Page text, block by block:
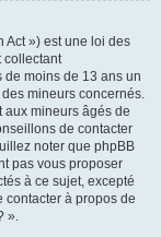
Act ») est une loi des
collectant
moins de 13 ans un
mineurs concernés.
aux mineurs âgés de
de contacter
noter que phpBB
pas vous proposer
à ce sujet, excepté
contacter à propos de
».